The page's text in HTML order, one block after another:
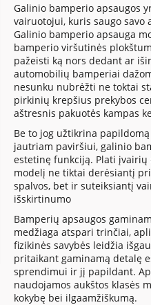
Galinio bamperio apsaugos
vairuotojui, kuris saugo
Galinio bamperio apsauga
bamperio viršutinės
pažeisti ką nors dedant ar
automobilių bamperiai
nesunku nubrėžti ne toktai
pirkinių krepšius prekybos
aštresnis pakuotės kampas
Be to jog užtikrina
jautriam paviršiui, galinio
estetinę funkciją. Plati
modelį ne tiktai derėsiantį
spalvos, bet ir suteiksiantį
išskirtinumo
Bamperių apsaugos
medžiaga atspari trinčiai,
fizikinės savybės leidžia
pritaikant gaminamą detalę
sprendimui ir jį papildant.
naudojamos aukštos klasės
kokybę bei ilgaamžiškumą.